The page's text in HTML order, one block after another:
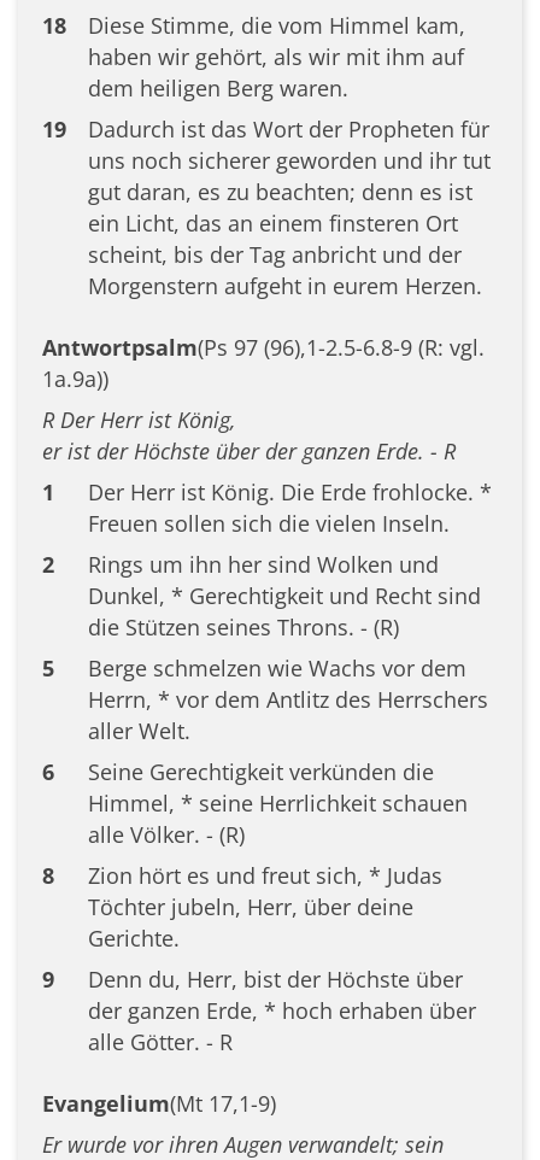
18
Diese Stimme, die vom Himmel kam,
haben wir gehört, als wir mit ihm auf
dem heiligen Berg waren.
19
Dadurch ist das Wort der Propheten für
uns noch sicherer geworden und ihr tut
gut daran, es zu beachten; denn es ist
ein Licht, das an einem finsteren Ort
scheint, bis der Tag anbricht und der
Morgenstern aufgeht in eurem Herzen.
Antwortpsalm(Ps 97 (96),1-2.5-6.8-9 (R: vgl.
1a.9a))
R Der Herr ist König,
er ist der Höchste über der ganzen Erde. - R
1
Der Herr ist König. Die Erde frohlocke. *
Freuen sollen sich die vielen Inseln.
2
Rings um ihn her sind Wolken und
Dunkel, * Gerechtigkeit und Recht sind
die Stützen seines Throns. - (R)
5
Berge schmelzen wie Wachs vor dem
Herrn, * vor dem Antlitz des Herrschers
aller Welt.
6
Seine Gerechtigkeit verkünden die
Himmel, * seine Herrlichkeit schauen
alle Völker. - (R)
8
Zion hört es und freut sich, * Judas
Töchter jubeln, Herr, über deine
Gerichte.
9
Denn du, Herr, bist der Höchste über
der ganzen Erde, * hoch erhaben über
alle Götter. - R
Evangelium(Mt 17,1-9)
Er wurde vor ihren Augen verwandelt; sein